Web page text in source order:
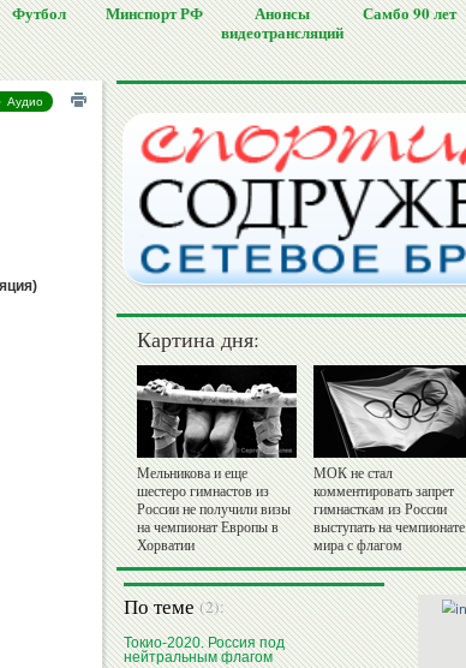
Футбол Минспорт РФ
Анонсы
видеотрансляций
Самбо 90 лет
Аудио
Картина дня:
Мельникова и еще
шестеро гимнастов из
России не получили визы
на чемпионат Европы в
Хорватии
МОК не стал
комментировать запрет
гимнасткам из России
выступать на чемпионате
мира с флагом
По теме(2):
Токио-2020. Россия под
нейтральным флагом